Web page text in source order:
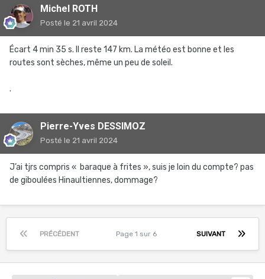
Michel ROTH
Posté le 21 avril 2024
Écart 4 min 35 s. Il reste 147 km. La météo est bonne et les
routes sont sèches, même un peu de soleil.
.
Pierre-Yves DESSIMOZ
Posté le 21 avril 2024
J’ai tjrs compris « baraque à frites », suis je loin du compte? pas
de giboulées Hinaultiennes, dommage?
PRÉCÉDENT SUIVANT
Page 1 sur 6